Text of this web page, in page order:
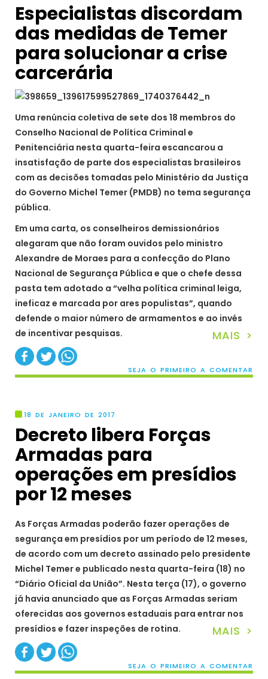
Especialistas discordam
das medidas de Temer
para solucionar a crise
carcerária
Uma renúncia coletiva de sete dos 18 membros do
Conselho Nacional de Política Criminal e
Penitenciária nesta quarta-feira escancarou a
insatisfação de parte dos especialistas brasileiros
com as decisões tomadas pelo Ministério da Justiça
do Governo Michel Temer (PMDB) no tema segurança
pública.
Em uma carta, os conselheiros demissionários
alegaram que não foram ouvidos pelo ministro
Alexandre de Moraes para a confecção do Plano
Nacional de Segurança Pública e que o chefe dessa
pasta tem adotado a “velha política criminal leiga,
ineficaz e marcada por ares populistas”, quando
defende o maior número de armamentos e ao invés
de incentivar pesquisas.
MAIS >
SEJA O PRIMEIRO A COMENTAR
18 DE JANEIRO DE 2017
Decreto libera Forças
Armadas para
operações em presídios
por 12 meses
As Forças Armadas poderão fazer operações de
segurança em presídios por um período de 12 meses,
de acordo com um decreto assinado pelo presidente
Michel Temer e publicado nesta quarta-feira (18) no
“Diário Oficial da União”. Nesta terça (17), o governo
já havia anunciado que as Forças Armadas seriam
oferecidas aos governos estaduais para entrar nos
presídios e fazer inspeções de rotina.
MAIS >
SEJA O PRIMEIRO A COMENTAR